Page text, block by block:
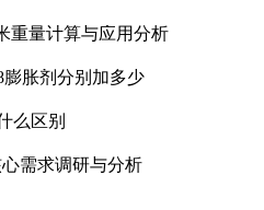
重量计算与应用分析
膨胀剂分别加多少
么区别
需求调研与分析